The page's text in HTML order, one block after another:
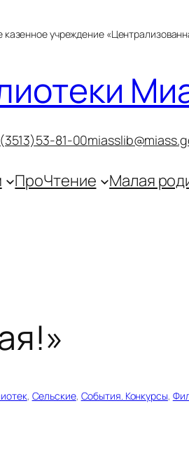
учреждение
81-00
ПроЧтение Малая
, Сельские, События. Конкурсы,